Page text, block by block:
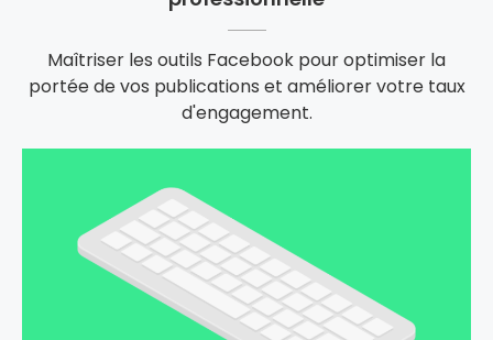
Maîtriser les outils Facebook pour optimiser la
portée de vos publications et améliorer votre taux
d'engagement.